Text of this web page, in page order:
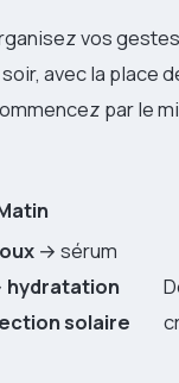
vos
avec la place
par le
→ sérum
hydratation
solaire